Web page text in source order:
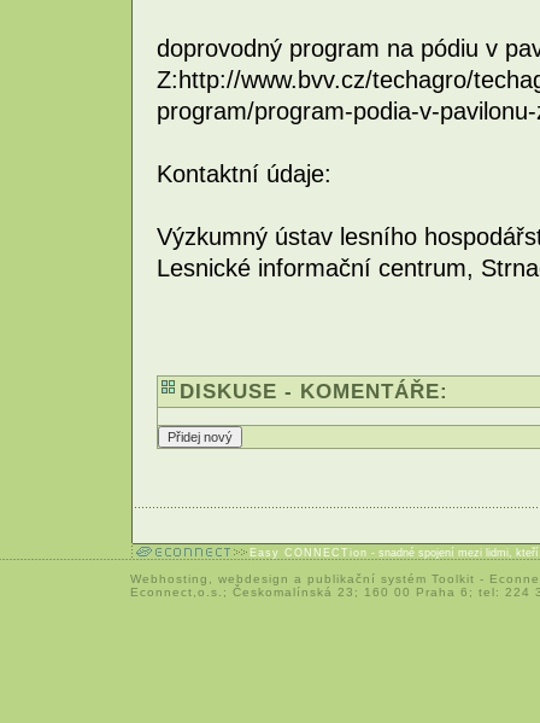
doprovodný program na pódiu v
Z:http://www.bvv.cz/techagro/
program/program-podia-v-
Kontaktní údaje:
Výzkumný ústav lesního
Lesnické informační centrum,
DISKUSE - KOMENTÁŘE:
Easy CONNECTion - snadné spojení mezi lidmi,
Webhosting webdesign a publikační systém Toolkit -
Econnect,o.s.; Českomalínská 23; 160 00 Praha 6; tel: 224